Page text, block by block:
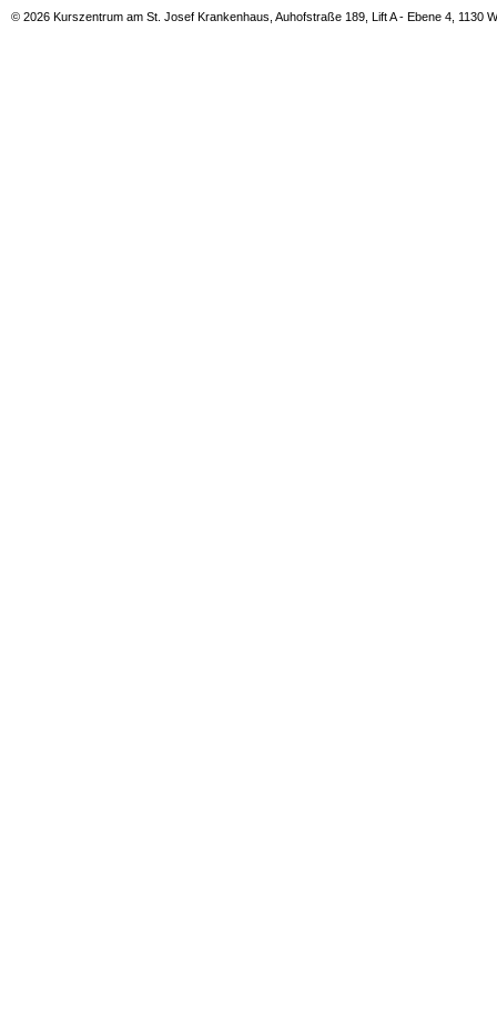
© 2026 Kurszentrum am St. Josef Krankenhaus, Auhofstraße 189, Lift A - Ebene 4, 1130